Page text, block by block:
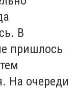
В
пришлось
На очереди